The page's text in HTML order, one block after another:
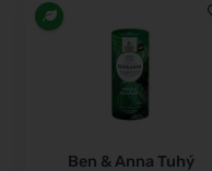
Ben & Anna Tuhý